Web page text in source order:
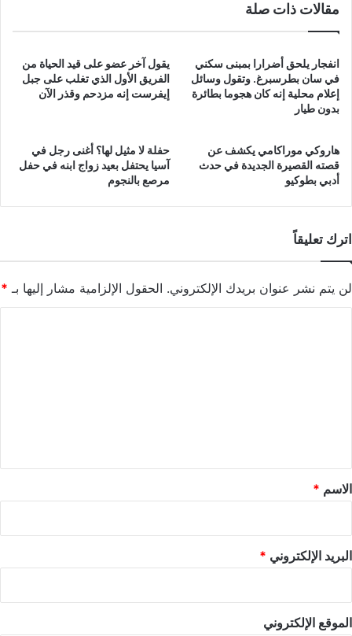
مقالات ذات صلة
انفجار يلحق أضرارا بمبنى سكني
في سان بطرسبرغ. وتقول وسائل
إعلام محلية إنه كان هجوما بطائرة
بدون طيار
يقول آخر عضو على قيد الحياة من
الفريق الأول الذي تغلب على جبل
إيفرست إنه مزدحم وقذر الآن
هاروكي موراكامي يكشف عن
قصته القصيرة الجديدة في حدث
أدبي بطوكيو
حفلة لا مثيل لها؟ أغنى رجل في
آسيا يحتفل بعيد زواج ابنه في حفل
مرصع بالنجوم
اترك تعليقاً
لن يتم نشر عنوان بريدك الإلكتروني. الحقول الإلزامية مشار إليها بـ *
*
الاسم *
البريد الإلكتروني *
الموقع الإلكتروني